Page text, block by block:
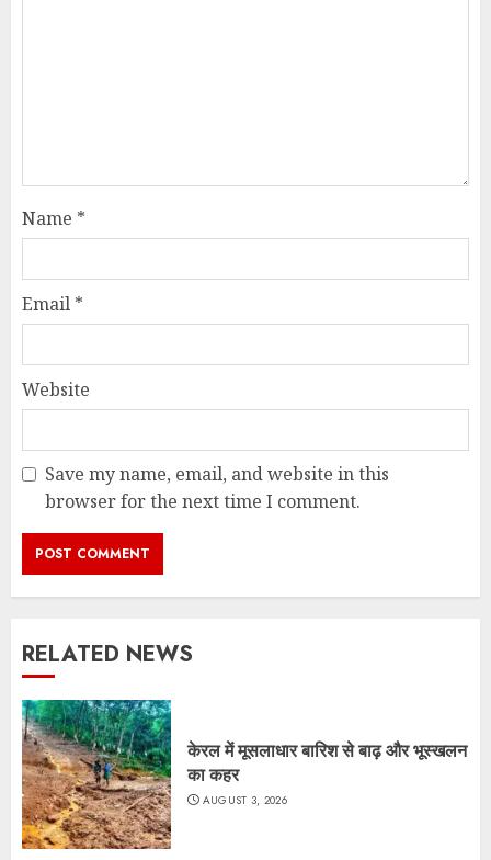
Name *
Email *
Website
Save my name, email, and website in this
browser for the next time I comment.
RELATED NEWS
केरल में मूसलाधार बारिश से बाढ़ और भूस्खलन
का कहर
AUGUST 3, 2026